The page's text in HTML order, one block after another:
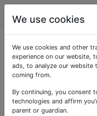
Est-ce
notre
de
We use cookies
We use cookies and other
experience on our website,
ads, to analyze our
coming from.
By continuing, you consent
technologies and affirm
parent or guardian.